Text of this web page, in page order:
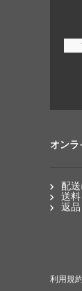
オン
配
送
返
利用規約